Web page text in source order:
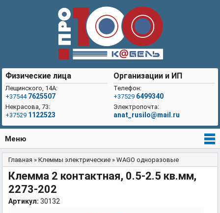
Физические лица
Лещинского, 14А:
+37544 7625507
Некрасова, 73:
+37529 1122523
Организации и ИП
Телефон:
+37529 6499340
Электропочта:
anat_rusilo@mail.ru
Меню
Вы здесь
Главная » Клеммы электрические » WAGO одноразовые
Клемма 2 контактная, 0.5-2.5 кв.мм,
2273-202
Артикул: 30132